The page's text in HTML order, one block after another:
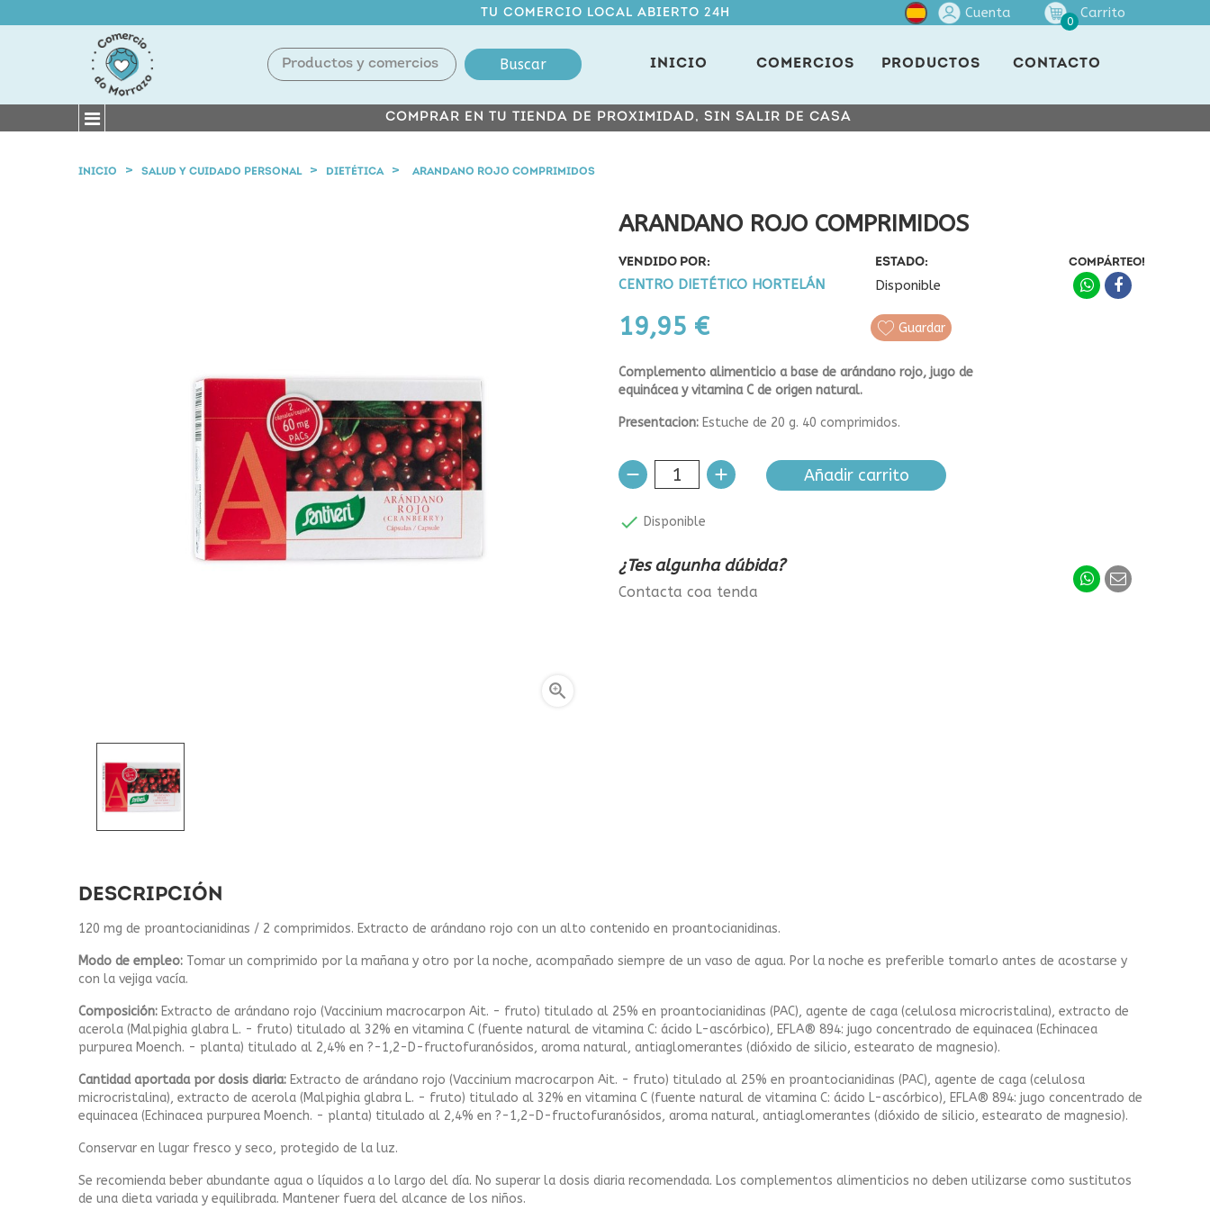
TU COMERCIO LOCAL ABIERTO 24H Cuenta
0
Carrito
Buscar INICIO COMERCIOS PRODUCTOS CONTACTO
COMPRAR EN TU TIENDA DE PROXIMIDAD, SIN SALIR DE CASA
INICIO SALUD Y CUIDADO PERSONAL DIETÉTICA ARANDANO ROJO COMPRIMIDOS

ARANDANO ROJO COMPRIMIDOS
VENDIDO POR:
CENTRO DIETÉTICO HORTELÁN
ESTADO:
Disponible
19,95 €
COMPÁRTEO!
Guardar
Complemento alimenticio a base de arándano rojo, jugo de
equinácea y vitamina C de origen natural.
Presentacion: Estuche de 20 g. 40 comprimidos.
Añadir carrito
 Disponible
¿Tes algunha dúbida?
Contacta coa tenda
DESCRIPCIÓN
120 mg de proantocianidinas / 2 comprimidos. Extracto de arándano rojo con un alto contenido en proantocianidinas.
Modo de empleo: Tomar un comprimido por la mañana y otro por la noche, acompañado siempre de un vaso de agua. Por la noche es preferible tomarlo antes de acostarse y
con la vejiga vacía.
Composición: Extracto de arándano rojo (Vaccinium macrocarpon Ait. - fruto) titulado al 25% en proantocianidinas (PAC), agente de caga (celulosa microcristalina), extracto de
acerola (Malpighia glabra L. - fruto) titulado al 32% en vitamina C (fuente natural de vitamina C: ácido L-ascórbico), EFLA® 894: jugo concentrado de equinacea (Echinacea
purpurea Moench. - planta) titulado al 2,4% en ?-1,2-D-fructofuranósidos, aroma natural, antiaglomerantes (dióxido de silicio, estearato de magnesio).
Cantidad aportada por dosis diaria: Extracto de arándano rojo (Vaccinium macrocarpon Ait. - fruto) titulado al 25% en proantocianidinas (PAC), agente de caga (celulosa
microcristalina), extracto de acerola (Malpighia glabra L. - fruto) titulado al 32% en vitamina C (fuente natural de vitamina C: ácido L-ascórbico), EFLA® 894: jugo concentrado de
equinacea (Echinacea purpurea Moench. - planta) titulado al 2,4% en ?-1,2-D-fructofuranósidos, aroma natural, antiaglomerantes (dióxido de silicio, estearato de magnesio).
Conservar en lugar fresco y seco, protegido de la luz.
Se recomienda beber abundante agua o líquidos a lo largo del día. No superar la dosis diaria recomendada. Los complementos alimenticios no deben utilizarse como sustitutos
de una dieta variada y equilibrada. Mantener fuera del alcance de los niños.